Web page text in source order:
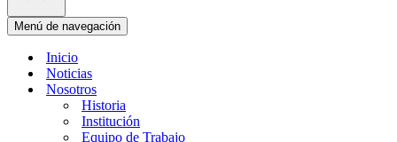
Menú de navegación
Inicio
Noticias
Nosotros
Historia
Institución
Equipo de Trabajo